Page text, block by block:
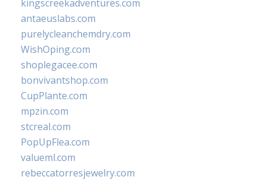
kingscreekadventures.com
antaeuslabs.com
purelycleanchemdry.com
WishOping.com
shoplegacee.com
bonvivantshop.com
CupPlante.com
mpzin.com
stcreal.com
PopUpFlea.com
valueml.com
rebeccatorresjewelry.com